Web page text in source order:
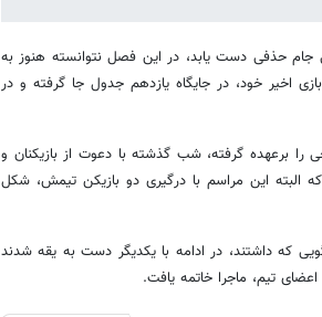
حذفی دست یابد، در این فصل نتوانسته هنوز به
نتایج قابل قبولی دست یابد. این تیم با کسب ۶ امتیاز طی ۶ بازی اخیر خود، در جایگاه یازدهم جدول جا گرفته و در
برعهده گرفته، شب گذشته با دعوت از بازیکنان و
البته این مراسم با درگیری دو بازیکن تیمش، شکل
که داشتند، در ادامه با یکدیگر دست به یقه شدند
تیم، ماجرا خاتمه یافت.